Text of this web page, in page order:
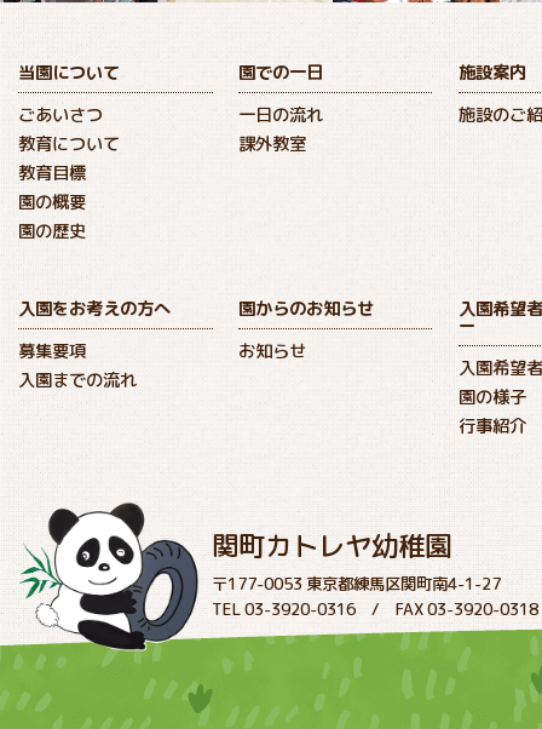
当園について
ごあいさつ
教育について
教育目標
園の概要
園の歴史
園での一日
一日の流れ
課外教室
施設案内
施設のご
入園をお考えの方へ
募集要項
入園までの流れ
園からのお知らせ
お知らせ
入園希望
ー
入園希望
園の様子
行事紹介
関町カトレヤ幼稚園
〒177-0053 東京都練馬区関町南4-1-27
TEL 03-3920-0316 / FAX 03-3920-0318